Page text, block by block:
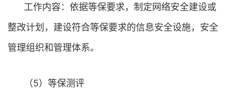
工作内容：依据等保要求，制定网络安全建设或
整改计划，建设符合等保要求的信息安全设施，安全
管理组织和管理体系。
（5）等保测评